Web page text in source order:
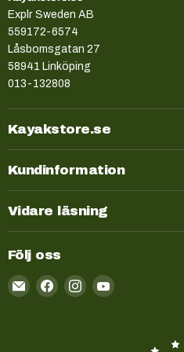
Explr Sweden AB
559172-6574
Låsbomsgatan 27
58941 Linköping
013-132808
Kayakstore.se
Kundinformation
Vidare läsning
Följ oss
Email
Kayakstore.se